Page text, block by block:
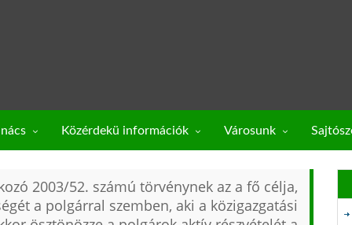
Közérdekü információk Városunk
2003/52. számú törvénynek az a fő célja,
a polgárral szemben, aki a közigazgatási